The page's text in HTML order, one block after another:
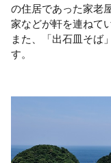
の住居であった家老
家などが軒を連ねて
また、「出石皿そば
す。